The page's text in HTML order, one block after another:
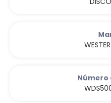
Número